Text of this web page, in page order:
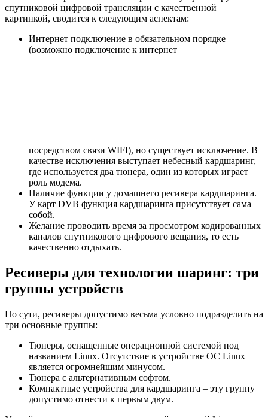
спутниковой цифровой трансляции с качественной
картинкой, сводится к следующим аспектам:
Интернет подключение в обязательном порядке
(возможно подключение к интернет
посредством связи WIFI), но существует исключение. В
качестве исключения выступает небесный кардшаринг,
где используется два тюнера, один из которых играет
роль модема.
Наличие функции у домашнего ресивера кардшаринга.
У карт DVB функция кардшаринга присутствует сама
собой.
Желание проводить время за просмотром кодированных
каналов спутникового цифрового вещания, то есть
качественно отдыхать.
Ресиверы для технологии шаринг: три
группы устройств
По сути, ресиверы допустимо весьма условно подразделить на
три основные группы:
Тюнеры, оснащенные операционной системой под
названием Linux. Отсутствие в устройстве ОС Linux
является огромнейшим минусом.
Тюнера с альтернативным софтом.
Компактные устройства для кардшаринга – эту группу
допустимо отнести к первым двум.